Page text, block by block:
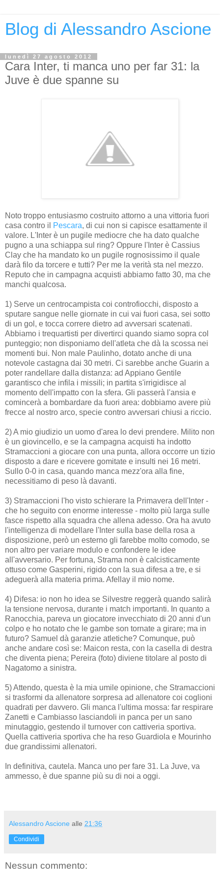
Blog di Alessandro Ascione
lunedì 27 agosto 2012
Cara Inter, ti manca uno per far 31: la
Juve è due spanne su
Noto troppo entusiasmo costruito attorno a una vittoria fuori
casa contro il
Pescara, di cui non si capisce esattamente il
valore. L'Inter è un pugile mediocre che ha dato qualche
pugno a una schiappa sul ring? Oppure l'Inter è Cassius
Clay che ha mandato ko un pugile rognosissimo il quale
darà filo da torcere e tutti? Per me la verità sta nel mezzo.
Reputo che in campagna acquisti abbiamo fatto 30, ma che
manchi qualcosa.
1) Serve un centrocampista coi controfiocchi, disposto a
sputare sangue nelle giornate in cui vai fuori casa, sei sotto
di un gol, e tocca correre dietro ad avversari scatenati.
Abbiamo i trequartisti per divertirci quando siamo sopra col
punteggio; non disponiamo dell'atleta che dà la scossa nei
momenti bui. Non male Paulinho, dotato anche di una
notevole castagna dai 30 metri. Ci sarebbe anche Guarin a
poter randellare dalla distanza: ad Appiano Gentile
garantisco che infila i missili; in partita s'irrigidisce al
momento dell'impatto con la sfera. Gli passerà l'ansia e
comincerà a bombardare da fuori area: dobbiamo avere più
frecce al nostro arco, specie contro avversari chiusi a riccio.
2) A mio giudizio un uomo d'area lo devi prendere. Milito non
è un giovincello, e se la campagna acquisti ha indotto
Stramaccioni a giocare con una punta, allora occorre un tizio
disposto a dare e ricevere gomitate e insulti nei 16 metri.
Sullo 0-0 in casa, quando manca mezz'ora alla fine,
necessitiamo di peso là davanti.
3) Stramaccioni l'ho visto schierare la Primavera dell'Inter -
che ho seguito con enorme interesse - molto più larga sulle
fasce rispetto alla squadra che allena adesso. Ora ha avuto
l'intelligenza di modellare l'Inter sulla base della rosa a
disposizione, però un esterno gli farebbe molto comodo, se
non altro per variare modulo e confondere le idee
all'avversario. Per fortuna, Strama non è calcisticamente
ottuso come Gasperini, rigido con la sua difesa a tre, e si
adeguerà alla materia prima. Afellay il mio nome.
4) Difesa: io non ho idea se Silvestre reggerà quando salirà
la tensione nervosa, durante i match importanti. In quanto a
Ranocchia, pareva un giocatore invecchiato di 20 anni d'un
colpo e ho notato che le gambe son tornate a girare; ma in
futuro? Samuel dà garanzie atletiche? Comunque, può
anche andare così se: Maicon resta, con la casella di destra
che diventa piena; Pereira (foto) diviene titolare al posto di
Nagatomo a sinistra.
5) Attendo, questa è la mia umile opinione, che Stramaccioni
si trasformi da allenatore sorpresa ad allenatore coi coglioni
quadrati per davvero. Gli manca l'ultima mossa: far respirare
Zanetti e Cambiasso lasciandoli in panca per un sano
minutaggio, gestendo il turnover con cattiveria sportiva.
Quella cattiveria sportiva che ha reso Guardiola e Mourinho
due grandissimi allenatori.
In definitiva, cautela. Manca uno per fare 31. La Juve, va
ammesso, è due spanne più su di noi a oggi.
Alessandro Ascione alle 21:36
Condividi
Nessun commento: